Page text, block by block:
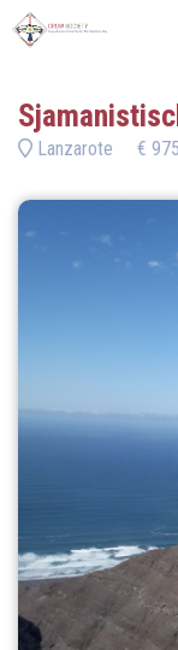
Lanzarote €